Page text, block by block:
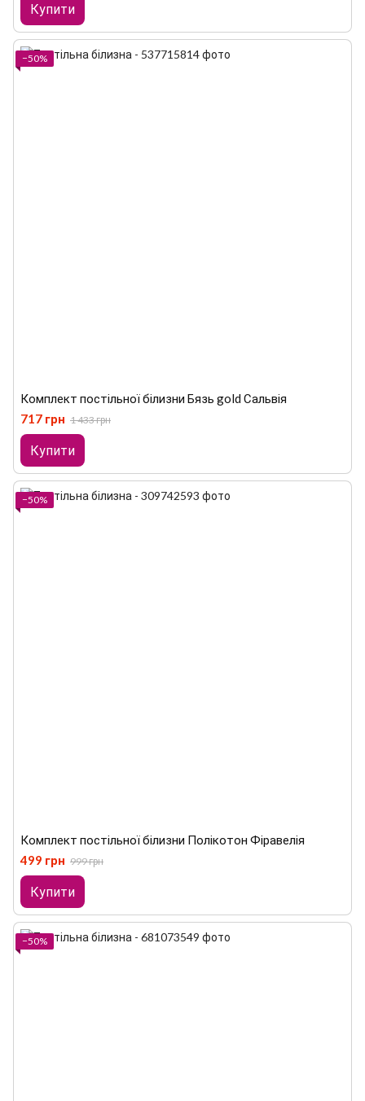
Купити
−50%
Комплект постільної білизни Бязь gold Сальвія
717 грн 1 433 грн
Купити
−50%
Комплект постільної білизни Полікотон Фіравелія
499 грн 999 грн
Купити
−50%